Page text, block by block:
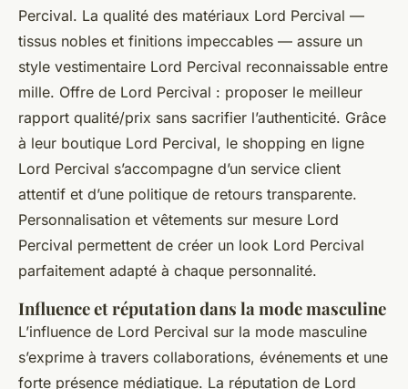
Percival. La qualité des matériaux Lord Percival —
tissus nobles et finitions impeccables — assure un
style vestimentaire Lord Percival reconnaissable entre
mille. Offre de Lord Percival : proposer le meilleur
rapport qualité/prix sans sacrifier l’authenticité. Grâce
à leur boutique Lord Percival, le shopping en ligne
Lord Percival s’accompagne d’un service client
attentif et d’une politique de retours transparente.
Personnalisation et vêtements sur mesure Lord
Percival permettent de créer un look Lord Percival
parfaitement adapté à chaque personnalité.
Influence et réputation dans la mode masculine
L’influence de Lord Percival sur la mode masculine
s’exprime à travers collaborations, événements et une
forte présence médiatique. La réputation de Lord